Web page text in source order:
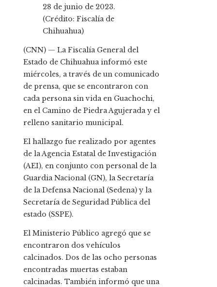
28 de junio de 2023.
(Crédito: Fiscalía de
Chihuahua)
(CNN) — La Fiscalía General del
Estado de Chihuahua informó este
miércoles, a través de un comunicado
de prensa, que se encontraron con
cada persona sin vida en Guachochi,
en el Camino de Piedra Agujerada y el
relleno sanitario municipal.
El hallazgo fue realizado por agentes
de la Agencia Estatal de Investigación
(AEI), en conjunto con personal de la
Guardia Nacional (GN), la Secretaría
de la Defensa Nacional (Sedena) y la
Secretaría de Seguridad Pública del
estado (SSPE).
El Ministerio Público agregó que se
encontraron dos vehículos
calcinados. Dos de las ocho personas
encontradas muertas estaban
calcinadas. También informó que una